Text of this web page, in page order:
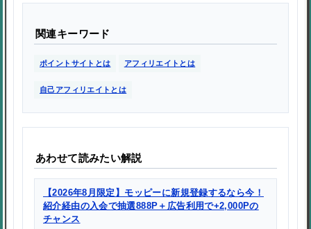
関連キーワード
ポイントサイトとは アフィリエイトとは
自己アフィリエイトとは
あわせて読みたい解説
【2026年8月限定】モッピーに新規登録するなら今！
紹介経由の入会で抽選888P＋広告利用で+2,000Pの
チャンス